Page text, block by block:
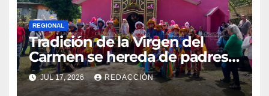
REGIONAL
Tradición de la Virgen del
Carmen se hereda de padres a
hijos en El Esquilón, Jilotepec
JUL 17, 2026 REDACCIÓN